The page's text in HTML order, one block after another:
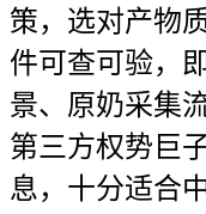
策，选对产物
件可查可验，
景、原奶采集
第三方权势巨
息，十分适合